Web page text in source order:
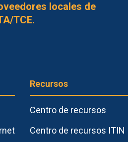
locales de
TCE.
Recursos
Centro de recursos
Centro de recursos ITIN